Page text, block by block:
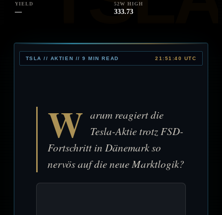
YIELD
—
52W HIGH
333.73
TSLA // AKTIEN // 9 MIN READ 21:51:40 UTC
W arum reagiert die
Tesla-Aktie trotz FSD-
Fortschritt in Dänemark so
nervös auf die neue Marktlogik?